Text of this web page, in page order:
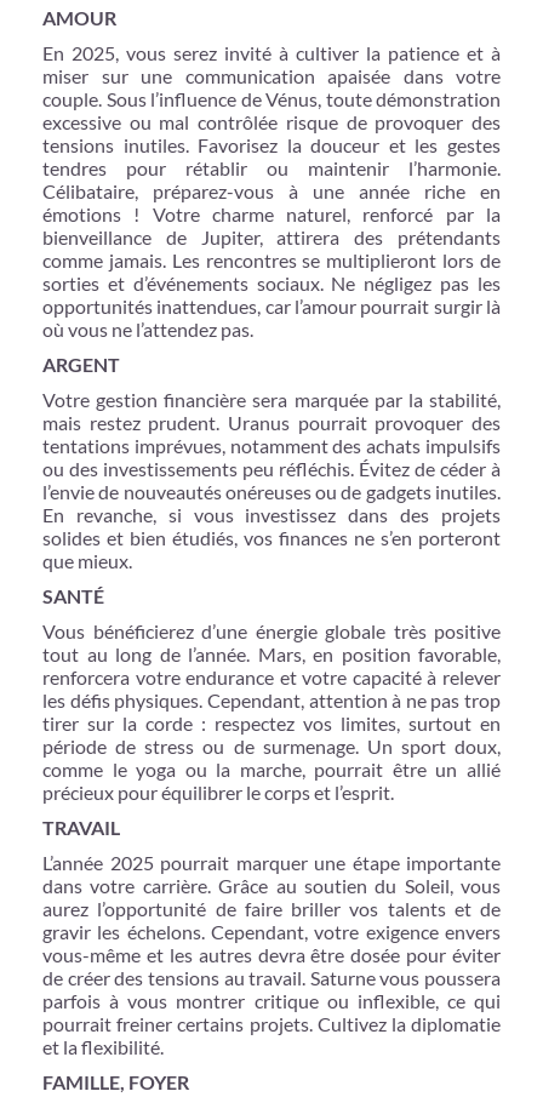
AMOUR
En 2025, vous serez invité à cultiver la patience et à
miser sur une communication apaisée dans votre
couple. Sous l’influence de Vénus, toute démonstration
excessive ou mal contrôlée risque de provoquer des
tensions inutiles. Favorisez la douceur et les gestes
tendres pour rétablir ou maintenir l’harmonie.
Célibataire, préparez-vous à une année riche en
émotions ! Votre charme naturel, renforcé par la
bienveillance de Jupiter, attirera des prétendants
comme jamais. Les rencontres se multiplieront lors de
sorties et d’événements sociaux. Ne négligez pas les
opportunités inattendues, car l’amour pourrait surgir là
où vous ne l’attendez pas.
ARGENT
Votre gestion financière sera marquée par la stabilité,
mais restez prudent. Uranus pourrait provoquer des
tentations imprévues, notamment des achats impulsifs
ou des investissements peu réfléchis. Évitez de céder à
l’envie de nouveautés onéreuses ou de gadgets inutiles.
En revanche, si vous investissez dans des projets
solides et bien étudiés, vos finances ne s’en porteront
que mieux.
SANTÉ
Vous bénéficierez d’une énergie globale très positive
tout au long de l’année. Mars, en position favorable,
renforcera votre endurance et votre capacité à relever
les défis physiques. Cependant, attention à ne pas trop
tirer sur la corde : respectez vos limites, surtout en
période de stress ou de surmenage. Un sport doux,
comme le yoga ou la marche, pourrait être un allié
précieux pour équilibrer le corps et l’esprit.
TRAVAIL
L’année 2025 pourrait marquer une étape importante
dans votre carrière. Grâce au soutien du Soleil, vous
aurez l’opportunité de faire briller vos talents et de
gravir les échelons. Cependant, votre exigence envers
vous-même et les autres devra être dosée pour éviter
de créer des tensions au travail. Saturne vous poussera
parfois à vous montrer critique ou inflexible, ce qui
pourrait freiner certains projets. Cultivez la diplomatie
et la flexibilité.
FAMILLE, FOYER